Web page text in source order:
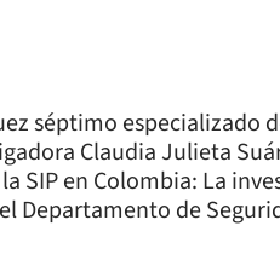
séptimo especializado
Claudia Julieta
en Colombia: La
de